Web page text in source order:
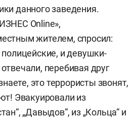
данного заведения.
Online»,
жителем, спросил:
полицейские, и девушки-
перебивая друг
это террористы звонят,
Эвакуировали из
„Давыдов“, из „Кольца“ и